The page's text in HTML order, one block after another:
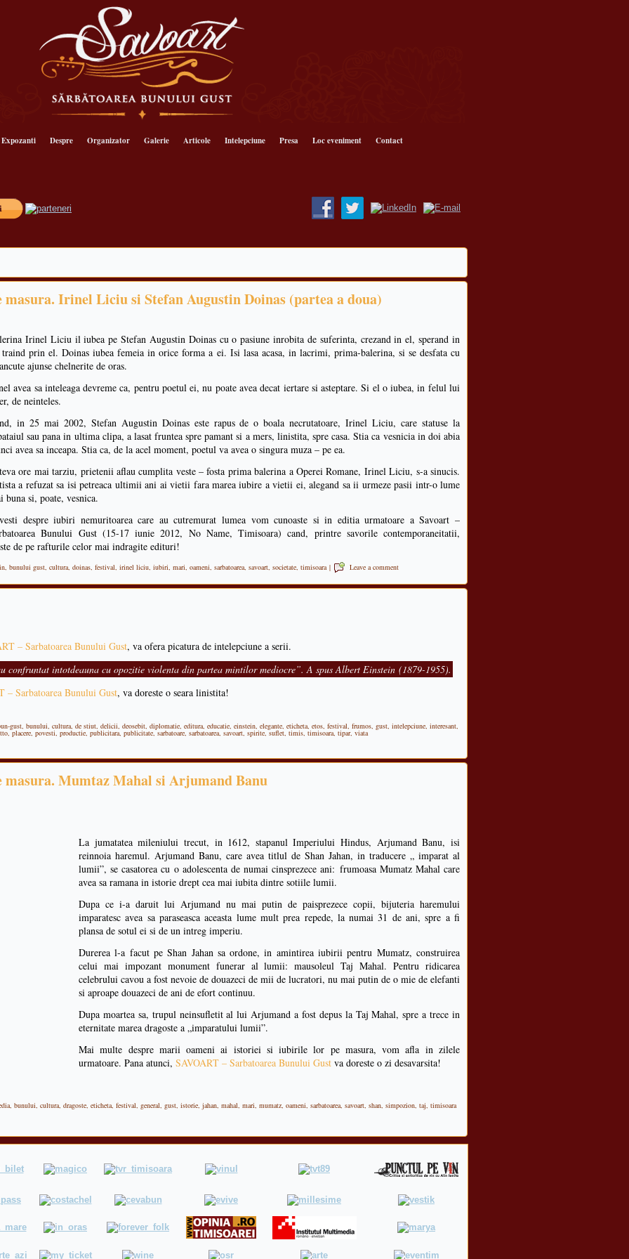
Expozanti Despre Organizator Galerie Articole Intelepciune Presa Loc eveniment Contact
Irinel Liciu si Stefan Augustin Doinas (partea a doua)
Irinel Liciu il iubea pe Stefan Augustin Doinas cu o pasiune inrobita de suferinta, crezand in el, sperand in
prin el. Doinas iubea femeia in orice forma a ei. Isi lasa acasa, in lacrimi, prima-balerina, si se desfata cu
ajunse chelnerite de oras.
avea sa inteleaga devreme ca, pentru poetul ei, nu poate avea decat iertare si asteptare. Si el o iubea, in felul lui
de neinteles.
in 25 mai 2002, Stefan Augustin Doinas este rapus de o boala necrutatoare, Irinel Liciu, care statuse la
sau pana in ultima clipa, a lasat fruntea spre pamant si a mers, linistita, spre casa. Stia ca vesnicia in doi abia
avea sa inceapa. Stia ca, de la acel moment, poetul va avea o singura muza – pe ea.
ore mai tarziu, prietenii aflau cumplita veste – fosta prima balerina a Operei Romane, Irinel Liciu, s-a sinucis.
a refuzat sa isi petreaca ultimii ani ai vietii fara marea iubire a vietii ei, alegand sa ii urmeze pasii intr-o lume
buna si, poate, vesnica.
despre iubiri nemuritoarea care au cutremurat lumea vom cunoaste si in editia urmatoare a Savoart –
Bunului Gust (15-17 iunie 2012, No Name, Timisoara) cand, printre savorile contemporaneitatii,
de pe rafturile celor mai indragite edituri!
, bunului gust, cultura, doinas, festival, irinel liciu, iubiri, mari, oameni, sarbatoarea, savoart, societate, timisoara | Leave a comment
– Sarbatoarea Bunului Gust, va ofera picatura de intelepciune a serii.
confruntat intotdeauna cu opozitie violenta din partea mintilor mediocre”. A spus Albert Einstein (1879-1955).
– Sarbatoarea Bunului Gust, va doreste o seara linistita!
gust, bunului, cultura, de stiut, delicii, deosebit, diplomatie, editura, educatie, einstein, elegante, eticheta, etos, festival, frumos, gust, intelepciune, interesant,
,placere, povesti, productie, publicitara, publicitate,sarbatoare, sarbatoarea, savoart, spirite,suflet, timis, timisoara, tipar, viata
Mumtaz Mahal si Arjumand Banu
La jumatatea mileniului trecut, in 1612, stapanul Imperiului Hindus, Arjumand Banu, isi
reinnoia haremul. Arjumand Banu, care avea titlul de Shan Jahan, in traducere „ imparat al
lumii”, se casatorea cu o adolescenta de numai cinsprezece ani: frumoasa Mumatz Mahal care
avea sa ramana in istorie drept cea mai iubita dintre sotiile lumii.
Dupa ce i-a daruit lui Arjumand nu mai putin de paisprezece copii, bijuteria haremului
imparatesc avea sa paraseasca aceasta lume mult prea repede, la numai 31 de ani, spre a fi
plansa de sotul ei si de un intreg imperiu.
Durerea l-a facut pe Shan Jahan sa ordone, in amintirea iubirii pentru Mumatz, construirea
celui mai impozant monument funerar al lumii: mausoleul Taj Mahal. Pentru ridicarea
celebrului cavou a fost nevoie de douazeci de mii de lucratori, nu mai putin de o mie de elefanti
si aproape douazeci de ani de efort continuu.
Dupa moartea sa, trupul neinsufletit al lui Arjumand a fost depus la Taj Mahal, spre a trece in
eternitate marea dragoste a „imparatului lumii”.
Mai multe despre marii oameni ai istoriei si iubirile lor pe masura, vom afla in zilele
urmatoare. Pana atunci, SAVOART – Sarbatoarea Bunului Gust va doreste o zi desavarsita!
, bunului, cultura, dragoste, eticheta, festival, general, gust, istorie, jahan, mahal, mari, mumatz, oameni, sarbatoarea, savoart, shan, simpozion, taj, timisoara